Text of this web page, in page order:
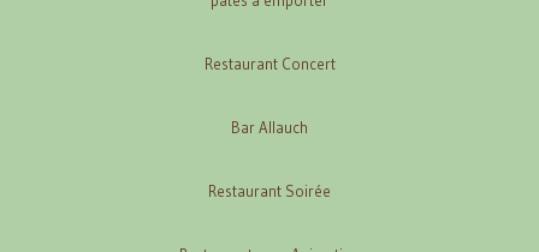
Restaurant Concert
Bar Allauch
Restaurant Soirée